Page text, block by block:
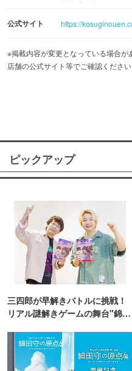
公式サイト https://
※掲載内容が変更となっている場合が
店舗の公式サイト等でご確認ください
ピックアップ
三四郎が早解きバトルに挑戦！
リアル謎解きゲームの舞台"錦糸